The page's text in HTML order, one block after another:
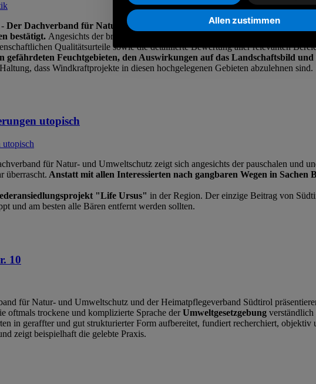
- Der Dachverband für Natur- und Umweltschutz sieht sich durch die klare
bestätigt. Angesichts der breiten und umfassenden Ablehnung dürfte es für die
Qualitätsurteile sowie die detaillierte Bewertung aller relevanten
gefährdeten Feuchtgebieten, den Auswirkungen auf das Landschaftsbild
dass Windkraftprojekte in diesen hochgelegenen Gebieten abzulehnen sind.
utopisch
für Natur- und Umweltschutz zeigt sich angesichts der pauschalen und
überrascht. Anstatt mit allen Interessierten nach gangbaren Wegen in
"Life Ursus" in der Region. Der einzige Beitrag von
und am besten alle Bären entfernt werden sollten.
10
für Natur- und Umweltschutz und der Heimatpflegeverband Südtirol
oftmals trockene und komplizierte Sprache derUmweltgesetzgebung
in geraffter und gut strukturierter Form aufbereitet, fundiert recherchiert,
zeigt beispielhaft die gelebte Praxis.
Allen zustimmen